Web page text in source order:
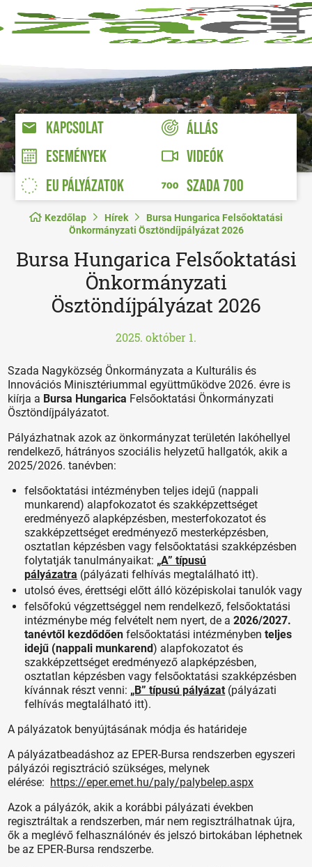
KAPCSOLAT
ÁLLÁS
ESEMÉNYEK
VIDEÓK
EU PÁLYÁZATOK
SZADA 700
Kezdőlap Hírek
Bursa Hungarica Felsőoktatási
Önkormányzati Ösztöndíjpályázat 2026
Bursa Hungarica Felsőoktatási
Önkormányzati
Ösztöndíjpályázat 2026
2025. október 1.
Szada Nagyközség Önkormányzata a Kulturális és
Innovációs Minisztériummal együttműködve 2026. évre is
kiírja a Bursa Hungarica Felsőoktatási Önkormányzati
Ösztöndíjpályázatot.
Pályázhatnak azok az önkormányzat területén lakóhellyel
rendelkező, hátrányos szociális helyzetű hallgatók, akik a
2025/2026. tanévben:
felsőoktatási intézményben teljes idejű (nappali
munkarend) alapfokozatot és szakképzettséget
eredményező alapképzésben, mesterfokozatot és
szakképzettséget eredményező mesterképzésben,
osztatlan képzésben vagy felsőoktatási szakképzésben
folytatják tanulmányaikat: „A” típusú
pályázatra (pályázati felhívás megtalálható itt).
utolsó éves, érettségi előtt álló középiskolai tanulók vagy
felsőfokú végzettséggel nem rendelkező, felsőoktatási
intézménybe még felvételt nem nyert, de a2026/2027.
tanévtől kezdődően felsőoktatási intézménybenteljes
idejű (nappali munkarend) alapfokozatot és
szakképzettséget eredményező alapképzésben,
osztatlan képzésben vagy felsőoktatási szakképzésben
kívánnak részt venni: „B” típusú pályázat (pályázati
felhívás megtalálható itt).
A pályázatok benyújtásának módja és határideje
A pályázatbeadáshoz az EPER-Bursa rendszerben egyszeri
pályázói regisztráció szükséges, melynek
elérése: https://eper.emet.hu/paly/palybelep.aspx
Azok a pályázók, akik a korábbi pályázati években
regisztráltak a rendszerben, már nem regisztrálhatnak újra,
ők a meglévő felhasználónév és jelszó birtokában léphetnek
be az EPER-Bursa rendszerbe.